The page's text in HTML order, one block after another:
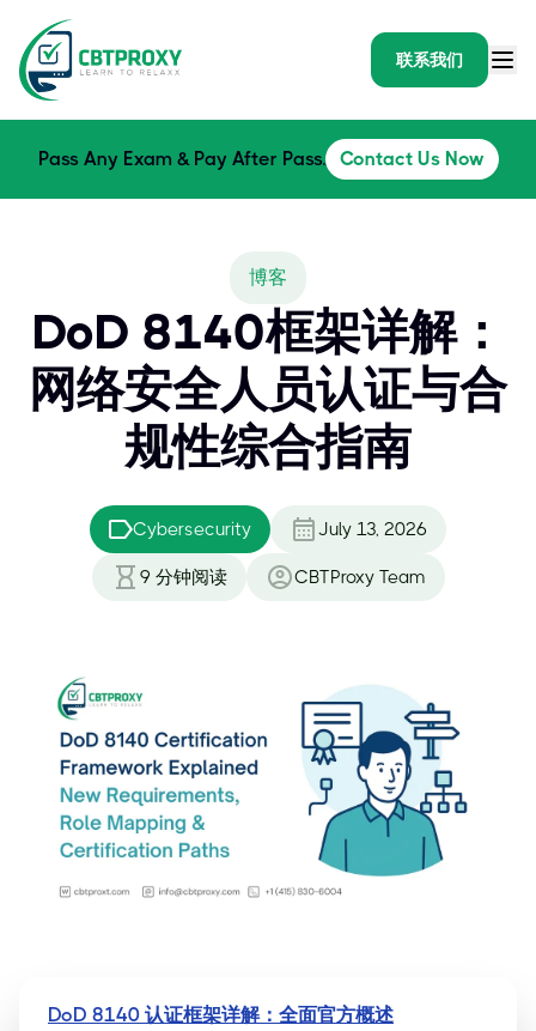
联系我们
Pass Any Exam & Pay After Pass. Contact Us Now
博客
DoD 8140框架详解：
网络安全人员认证与合
规性综合指南
Cybersecurity July 13, 2026
9 分钟阅读 CBTProxy Team
DoD 8140 认证框架详解：全面官方概述